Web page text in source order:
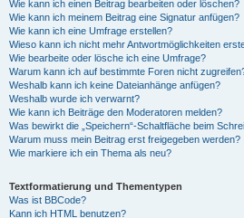
Wie kann ich einen Beitrag bearbeiten oder löschen?
Wie kann ich meinem Beitrag eine Signatur anfügen?
Wie kann ich eine Umfrage erstellen?
Wieso kann ich nicht mehr Antwortmöglichkeiten
Wie bearbeite oder lösche ich eine Umfrage?
Warum kann ich auf bestimmte Foren nicht
Weshalb kann ich keine Dateianhänge anfügen?
Weshalb wurde ich verwarnt?
Wie kann ich Beiträge den Moderatoren melden?
Was bewirkt die „Speichern“-Schaltfläche beim
Warum muss mein Beitrag erst freigegeben werden?
Wie markiere ich ein Thema als neu?
Textformatierung und Thementypen
Was ist BBCode?
Kann ich HTML benutzen?